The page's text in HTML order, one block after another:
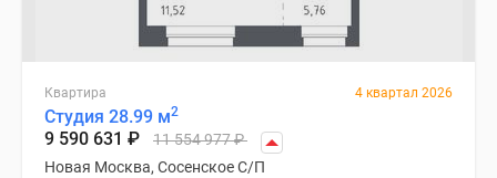
Квартира 4 квартал 2026
Студия 28.99 м2
9 590 631 ₽ 11 554 977₽
Новая Москва, Сосенское С/П